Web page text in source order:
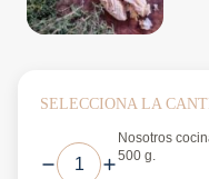
SELECCIONA LA
Nosotros
500 g.